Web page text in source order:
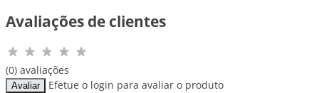
Avaliações de clientes
(0) avaliações
Avaliar
Efetue o login para avaliar o produto